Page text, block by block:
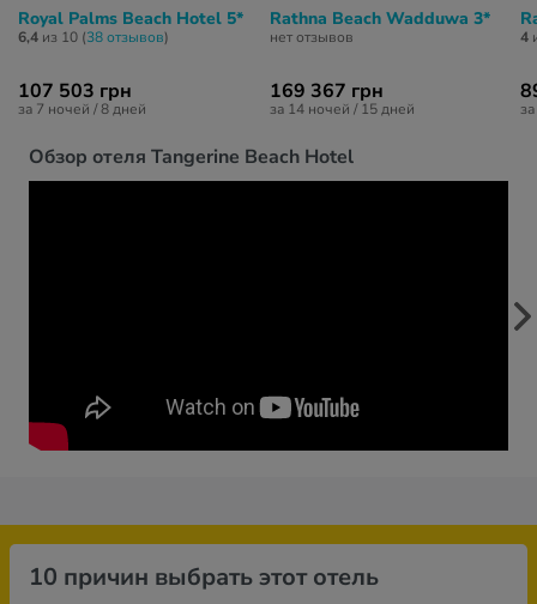
Обзор отеля Tangerine Beach Hotel
Royal Palms Beach Hotel 5*
6,4 из 10 (38 отзывов)
107 503 грн
за 7 ночей / 8 дней
Rathna Beach Wadduwa 3*
нет отзывов
169 367 грн
за 14 ночей / 15 дней
4
10 причин выбрать этот отель